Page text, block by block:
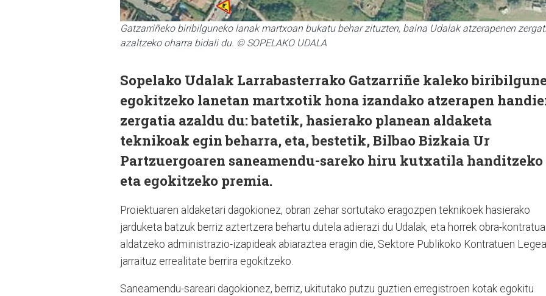
Gatzarriñeko biribilguneko lanak martxoan bukatu behar zituzten, baina Udalak atzerapenen
azaltzeko oharra bidali du. © SOPELAKO UDALA
Sopelako Udalak Larrabasterrako Gatzarriñe kaleko
egokitzeko lanetan martxotik hona izandako atzerapen
zergatia azaldu du: batetik, hasierako planean aldaketa
teknikoak egin beharra, eta, bestetik, Bilbao Bizkaia Ur
Partzuergoaren saneamendu-sareko hiru kutxatila handitzeko
eta egokitzeko premia.
Proiektuaren aldaketari dagokionez, obran zehar sortutako eragozpen teknikoek hasierako
jarduketa batzuk berriz aztertzera behartu dutela adierazi du Udalak, eta horrek obra-kontratua
aldatzeko administrazio-izapideak abiaraztea eragin die, Sektore Publikoko Kontratuen
jarraituz errealitate berrira egokitzeko.
Saneamendu-sareari dagokionez, berriz, ukitutako putzu guztien erregistroen kotak egokitu